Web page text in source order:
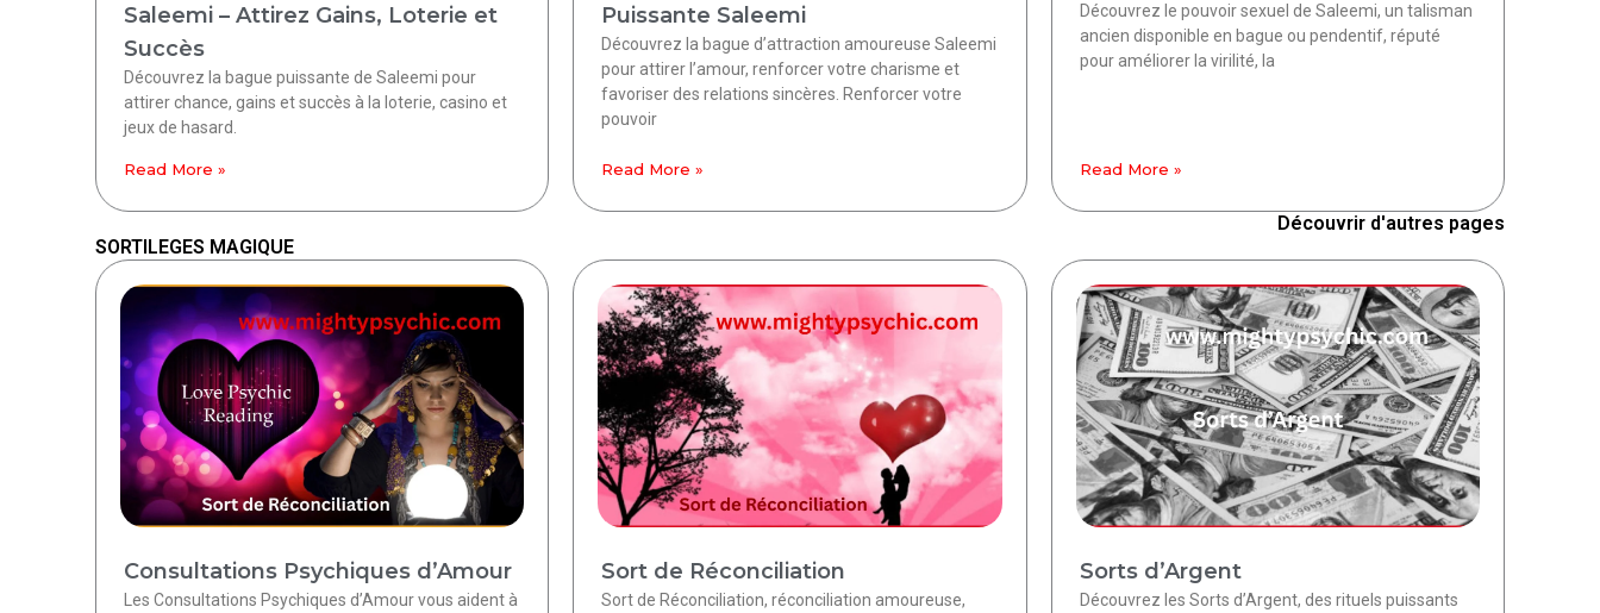
Saleemi – Attirez Gains, Loterie et
Succès
Découvrez la bague puissante de Saleemi pour
attirer chance, gains et succès à la loterie, casino et
jeux de hasard.
Read More »
Puissante Saleemi
Découvrez la bague d’attraction amoureuse Saleemi
pour attirer l’amour, renforcer votre charisme et
favoriser des relations sincères. Renforcer votre
pouvoir
Read More »
Découvrez le pouvoir sexuel de Saleemi, un talisman
ancien disponible en bague ou pendentif, réputé
pour améliorer la virilité, la
Read More »
Découvrir d'autres pages
SORTILEGES MAGIQUE
Consultations Psychiques d’Amour
Les Consultations Psychiques d’Amour vous aident à
Sort de Réconciliation
Sort de Réconciliation, réconciliation amoureuse,
Sorts d’Argent
Découvrez les Sorts d’Argent, des rituels puissants